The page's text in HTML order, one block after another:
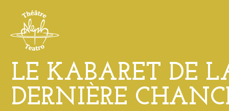
LE KABARET DE
DERNIÈRE